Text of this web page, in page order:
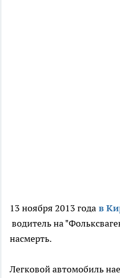
13 ноября 2013 года в
водитель на
насмерть.
Легковой автомобиль